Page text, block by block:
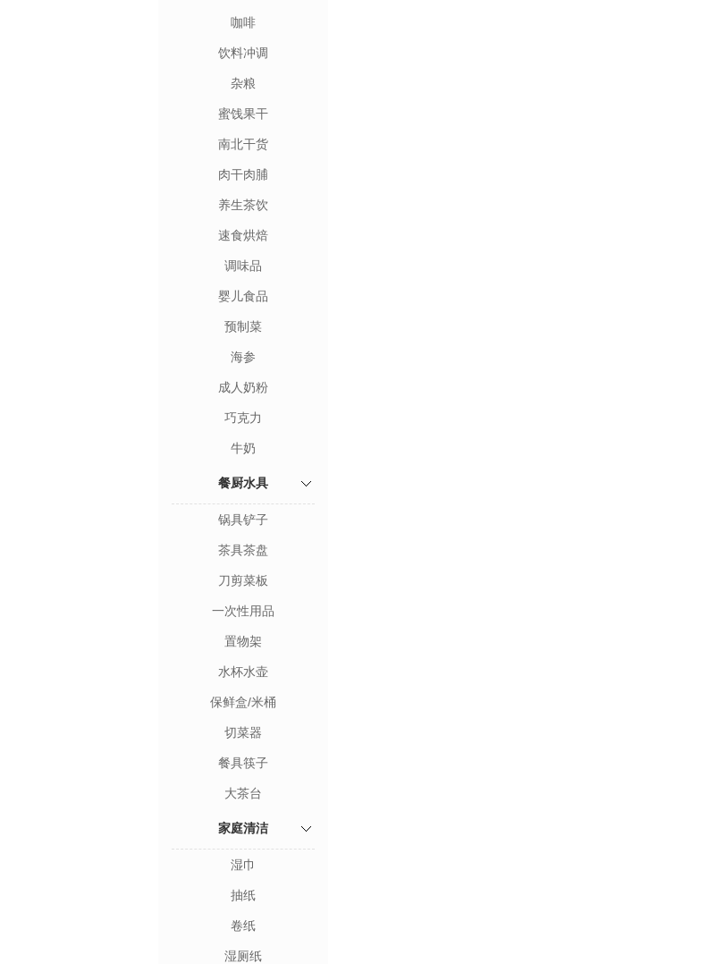
咖啡
饮料冲调
杂粮
蜜饯果干
南北干货
肉干肉脯
养生茶饮
速食烘焙
调味品
婴儿食品
预制菜
海参
成人奶粉
巧克力
牛奶
餐厨水具
锅具铲子
茶具茶盘
刀剪菜板
一次性用品
置物架
水杯水壶
保鲜盒/米桶
切菜器
餐具筷子
大茶台
家庭清洁
湿巾
抽纸
卷纸
湿厕纸